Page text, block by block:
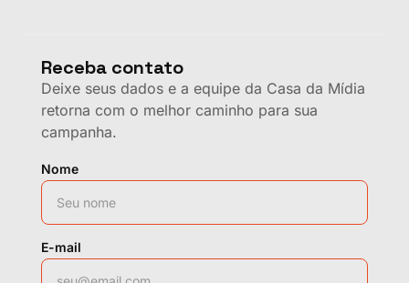
Receba contato
Deixe seus dados e a equipe da Casa da Mídia
retorna com o melhor caminho para sua
campanha.
Nome
E-mail